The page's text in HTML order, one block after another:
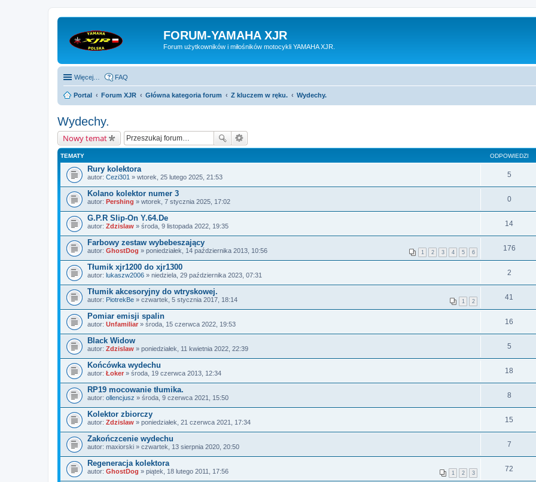
FORUM-YAMAHA XJR
Forum użytkowników i miłośników motocykli YAMAHA XJR.
Więcej… FAQ
Portal Forum XJR Główna kategoria forum Z kluczem w ręku. Wydechy.
Wydechy.
Nowy temat
TEMATY ODPOWIEDZI
Rury kolektora
autor: Cezi301 » wtorek, 25 lutego 2025, 21:53 5
Kolano kolektor numer 3
autor: Pershing » wtorek, 7 stycznia 2025, 17:02 0
G.P.R Slip-On Y.64.De
autor: Zdzislaw » środa, 9 listopada 2022, 19:35 14
Farbowy zestaw wybebeszający
1 2 3 4 5 6
autor: GhostDog » poniedziałek, 14 października 2013, 10:56 176
Tłumik xjr1200 do xjr1300
autor: lukaszw2006 » niedziela, 29 października 2023, 07:31 2
Tłumik akcesoryjny do wtryskowej.
1 2
autor: PiotrekBe » czwartek, 5 stycznia 2017, 18:14 41
Pomiar emisji spalin
autor: Unfamiliar » środa, 15 czerwca 2022, 19:53 16
Black Widow
autor: Zdzislaw » poniedziałek, 11 kwietnia 2022, 22:39 5
Końcówka wydechu
autor: Łoker » środa, 19 czerwca 2013, 12:34 18
RP19 mocowanie tłumika.
autor: ollencjusz » środa, 9 czerwca 2021, 15:50 8
Kolektor zbiorczy
autor: Zdzislaw » poniedziałek, 21 czerwca 2021, 17:34 15
Zakończcenie wydechu
autor: maxiorski » czwartek, 13 sierpnia 2020, 20:50 7
Regeneracja kolektora
1 2 3
autor: GhostDog » piątek, 18 lutego 2011, 17:56 72